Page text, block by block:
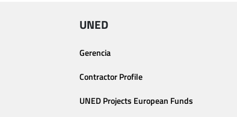
UNED
Gerencia
Contractor Profile
UNED Projects European Funds